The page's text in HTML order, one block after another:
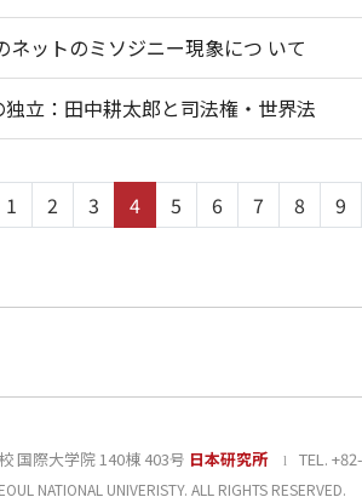
ネットのミソジニー現象につ いて
立：田中耕太郎と司法権・世界法
1 2 3 4 5 6 7 8 9
国際大学院 140棟 403号 日本研究所 l TEL.
NATIONAL UNIVERISTY. ALL RIGHTS RESERVED.